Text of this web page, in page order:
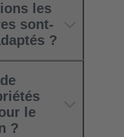
les
sont-
?
le
?